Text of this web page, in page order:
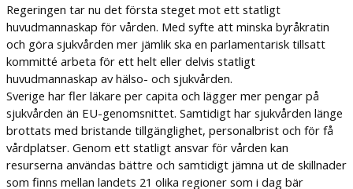
Regeringen tar nu det första steget mot ett statligt
huvudmannaskap för vården. Med syfte att minska byråkratin
och göra sjukvården mer jämlik ska en parlamentarisk tillsatt
kommitté arbeta för ett helt eller delvis statligt
huvudmannaskap av hälso- och sjukvården.
Sverige har fler läkare per capita och lägger mer pengar på
sjukvården än EU-genomsnittet. Samtidigt har sjukvården länge
brottats med bristande tillgänglighet, personalbrist och för få
vårdplatser. Genom ett statligt ansvar för vården kan
resurserna användas bättre och samtidigt jämna ut de skillnader
som finns mellan landets 21 olika regioner som i dag bär